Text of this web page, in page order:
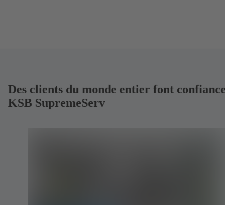
Des clients du monde entier font
KSB SupremeServ